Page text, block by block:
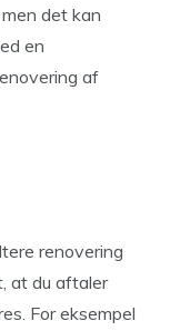
det kan
en
af
renovering
at du aftaler
For eksempel